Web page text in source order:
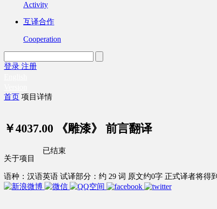
Activity
互译合作
Cooperation
登录 注册
首页 项目详情
￥4037.00 《雕漆》 前言翻译
关于项目
语种：汉语英语 试译部分：约 29 词 原文约0字 正式译者将得
已结束